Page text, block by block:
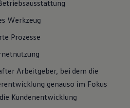
Werkzeug
Prozesse
Arbeitgeber, bei dem die
genauso im Fokus
Kundenentwicklung